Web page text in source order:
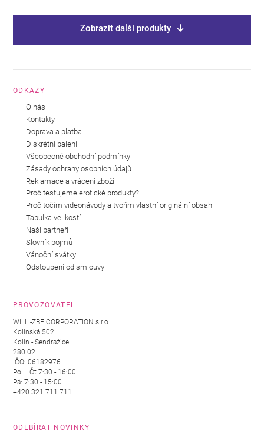
Zobrazit další produkty
ODKAZY
O nás
Kontakty
Doprava a platba
Diskrétní balení
Všeobecné obchodní podmínky
Zásady ochrany osobních údajů
Reklamace a vrácení zboží
Proč testujeme erotické produkty?
Proč točím videonávody a tvořím vlastní originální obsah
Tabulka velikostí
Naši partneři
Slovník pojmů
Vánoční svátky
Odstoupení od smlouvy
PROVOZOVATEL
WILLI-ZBF CORPORATION s.r.o.
Kolínská 502
Kolín - Sendražice
280 02
IČO: 06182976
Po – Čt 7:30 - 16:00
Pá: 7:30 - 15:00
+420 321 711 711
ODEBÍRAT NOVINKY